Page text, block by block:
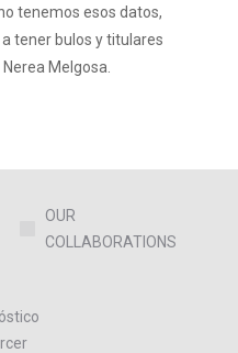
tenemos esos datos,
tener bulos y titulares
Melgosa.
OUR
COLLABORATIONS